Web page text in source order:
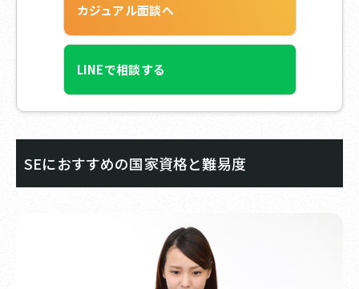
カジュアル面談へ
LINEで相談する
SEにおすすめの国家資格と難易度